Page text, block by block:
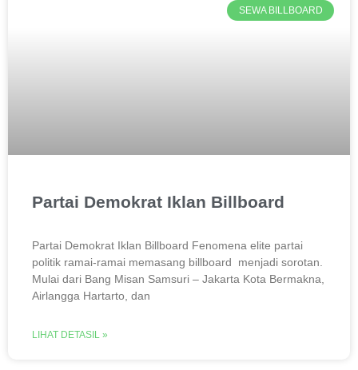
SEWA BILLBOARD
Partai Demokrat Iklan Billboard
Partai Demokrat Iklan Billboard Fenomena elite partai
politik ramai-ramai memasang billboard menjadi sorotan.
Mulai dari Bang Misan Samsuri – Jakarta Kota Bermakna,
Airlangga Hartarto, dan
LIHAT DETASIL »